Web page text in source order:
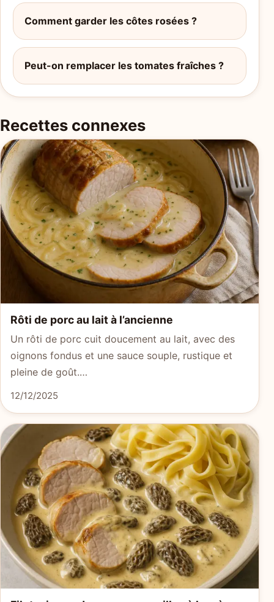
Comment garder les côtes rosées ?
Peut-on remplacer les tomates fraîches ?
Recettes connexes
Rôti de porc au lait à l’ancienne
Un rôti de porc cuit doucement au lait, avec des
oignons fondus et une sauce souple, rustique et
pleine de goût.…
12/12/2025